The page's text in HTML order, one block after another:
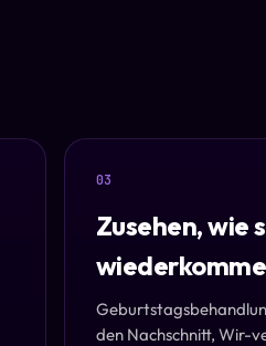
03
Zusehen, wie
den Nachschnitt, Wir-